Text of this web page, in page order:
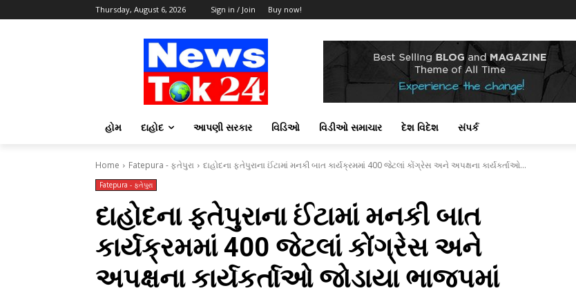
Thursday, August 6, 2026 Sign in / Join Buy now!
હોમ દાહોદ આપણી સરકાર વિડિઓ વિડીઓ સમાચાર દેશ વિદેશ સંપર્ક
Home Fatepura - ફતેપુરા દાહોદના ફતેપુરાના ઈંટામાં મનકી બાત કાર્યક્રમમાં 400 જેટલાં કોંગ્રેસ અને અપક્ષના કાર્યકર્તાઓ...
Fatepura - ફતેપુરા
દાહોદના ફતેપુરાના ઈંટામાં મનકી બાત
કાર્યક્રમમાં 400 જેટલાં કોંગ્રેસ અને
અપક્ષના કાર્યકર્તાઓ જોડાયા ભાજપમાં